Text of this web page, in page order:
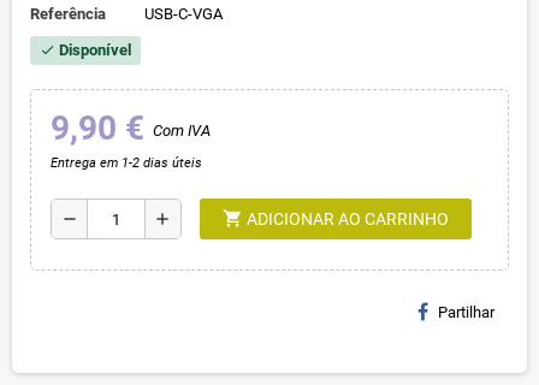
Referência
USB-C-VGA
check Disponível
9,90 € Com IVA
Entrega em 1-2 dias úteis
remove add shopping_cart ADICIONAR AO CARRINHO
Partilhar